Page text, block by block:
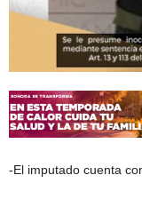
-El imputado cuenta